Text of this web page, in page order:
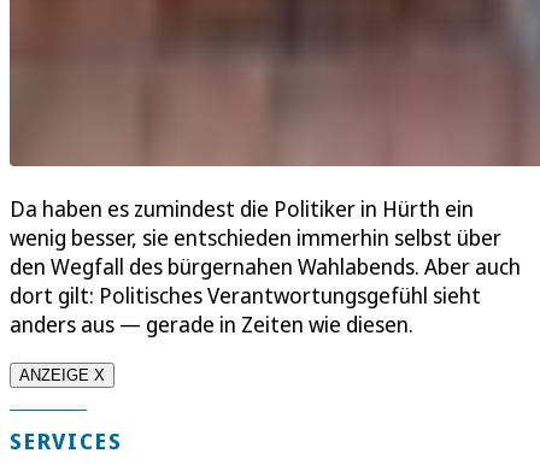
Da haben es zumindest die Politiker in Hürth ein
wenig besser, sie entschieden immerhin selbst über
den Wegfall des bürgernahen Wahlabends. Aber auch
dort gilt: Politisches Verantwortungsgefühl sieht
anders aus — gerade in Zeiten wie diesen.
ANZEIGE X
SERVICES